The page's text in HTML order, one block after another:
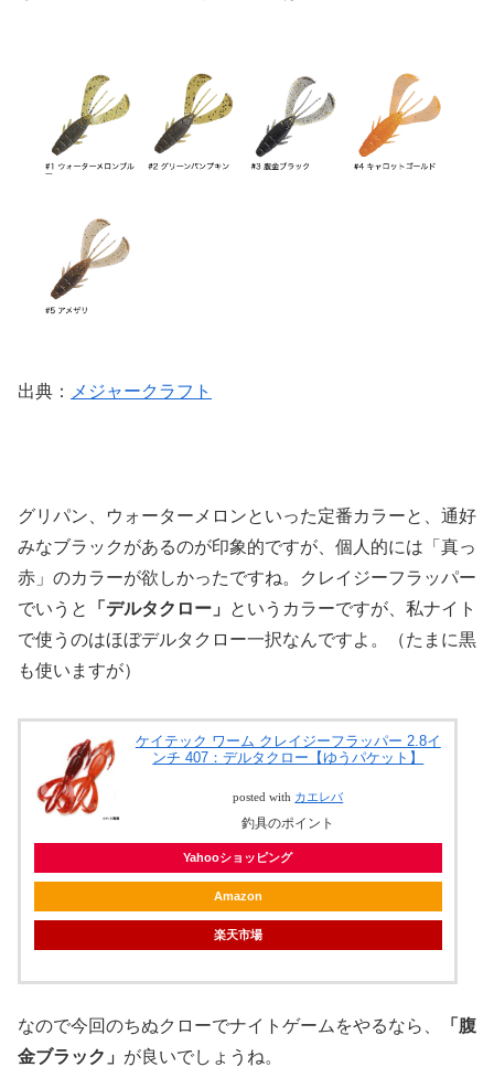
出典： メジャークラフト
グリパン、ウォーターメロンといった定番カラーと、通好
みなブラックがあるのが印象的ですが、個人的には「真っ
赤」のカラーが欲しかったですね。クレイジーフラッパー
でいうと
「デルタクロー」
というカラーですが、私ナイト
で使うのはほぼデルタクロー一択なんですよ。（たまに黒
も使いますが）
ケイテック ワーム クレイジーフラッパー 2.8イ
ンチ 407：デルタクロー【ゆうパケット】
posted with カエレバ
釣具のポイント
Yahooショッピング
Amazon
楽天市場
なので今回のちぬクローでナイトゲームをやるなら、
「腹
金ブラック」 が良いでしょうね。